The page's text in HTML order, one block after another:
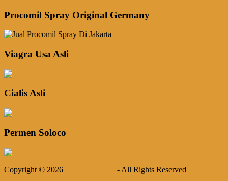
Procomil Spray Original Germany
Viagra Usa Asli
Cialis Asli
Permen Soloco
Copyright © 2026 - All Rights Reserved